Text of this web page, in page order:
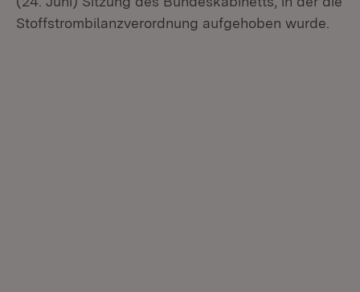
Stoffstrombilanzverordnung aufgehoben wurde.